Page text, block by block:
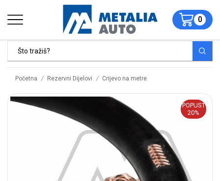
0
Početna / Rezervni Dijelovi / Crijevo na metre
POPUST
20%